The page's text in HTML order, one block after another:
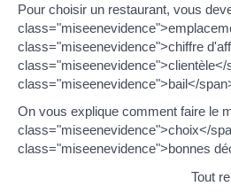
Pour choisir un restaurant, vous
class="miseenevidence">chiffre
class="miseenevidence">clientèle</
class="miseenevidence">bail</
On vous explique comment faire le
class="miseenevidence">choix</
class="miseenevidence">bonnes
Tout